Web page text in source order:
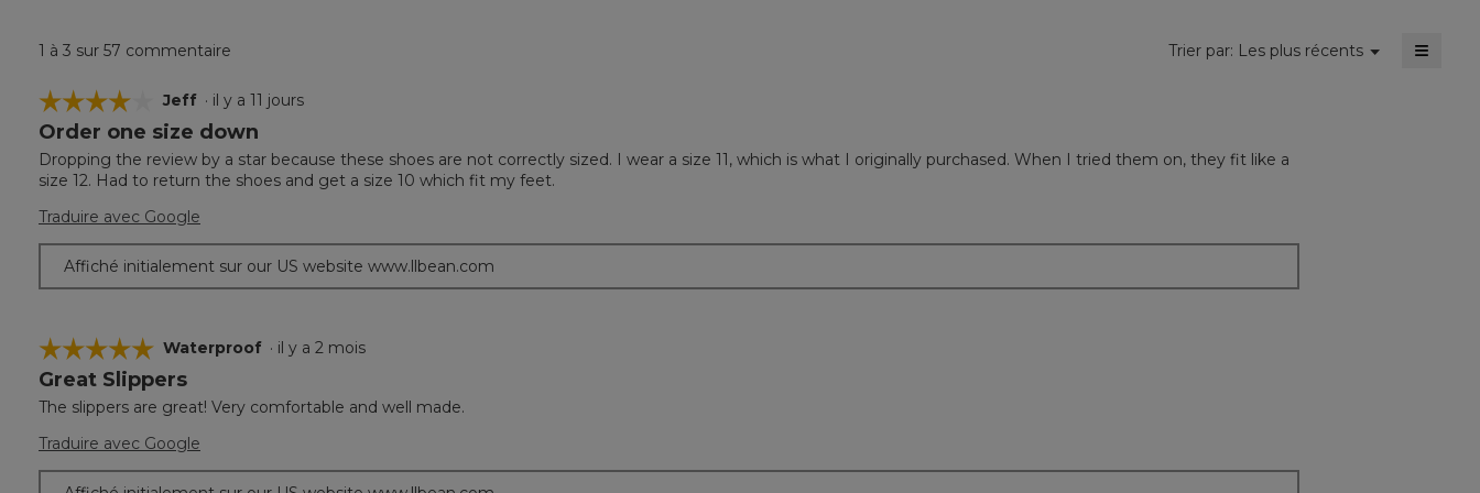
1 à 3 sur 57 commentaire Trier par: Les plus récents ▼
Menu ≡
☆☆☆☆☆
☆☆☆☆☆
4
sur
5.
Jeff · il y a 11 jours
Order one size down
Dropping the review by a star because these shoes are not correctly sized. I wear a size 11, which is what I originally purchased. When I tried them on, they fit like a
size 12. Had to return the shoes and get a size 10 which fit my feet.
Traduire avec Google
Affiché initialement sur our US website www.llbean.com
☆☆☆☆☆
☆☆☆☆☆
5
sur
5.
Waterproof · il y a 2 mois
Great Slippers
The slippers are great! Very comfortable and well made.
Traduire avec Google